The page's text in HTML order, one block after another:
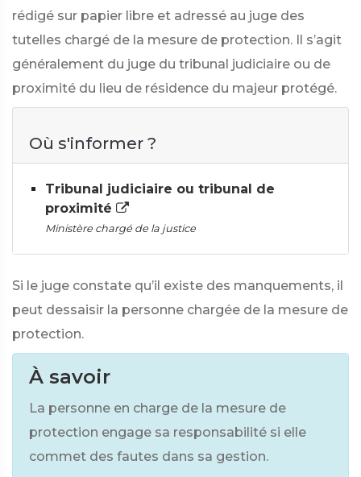
rédigé sur papier libre et adressé au juge des
tutelles chargé de la mesure de protection. Il s’agit
généralement du juge du tribunal judiciaire ou de
proximité du lieu de résidence du majeur protégé.
Où s'informer ?
Tribunal judiciaire ou tribunal de
proximité
Ministère chargé de la justice
Si le juge constate qu’il existe des manquements, il
peut dessaisir la personne chargée de la mesure de
protection.
À savoir
La personne en charge de la mesure de
protection engage sa responsabilité si elle
commet des fautes dans sa gestion.